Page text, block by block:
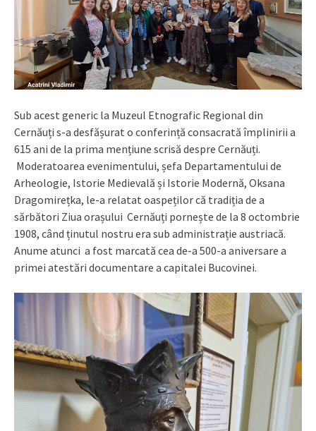
Sub acest generic la Muzeul Etnografic Regional din
Cernăuți s-a desfășurat o conferință consacrată împlinirii a
615 ani de la prima mențiune scrisă despre Cernăuți.
Moderatoarea evenimentului, șefa Departamentului de
Arheologie, Istorie Medievală și Istorie Modernă, Oksana
Dragomirețka, le-a relatat oaspeților că tradiția de a
sărbători Ziua orașului Cernăuți pornește de la 8 octombrie
1908, când ținutul nostru era sub administrație austriacă.
Anume atunci a fost marcată cea de-a 500-a aniversare a
primei atestări documentare a capitalei Bucovinei.